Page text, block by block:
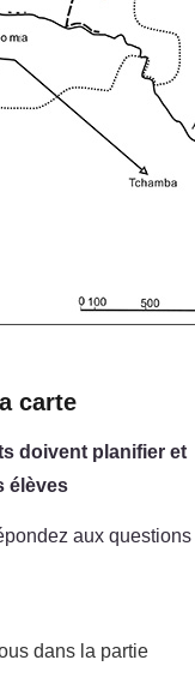
carte
doivent planifier et
élèves
aux questions
dans la partie